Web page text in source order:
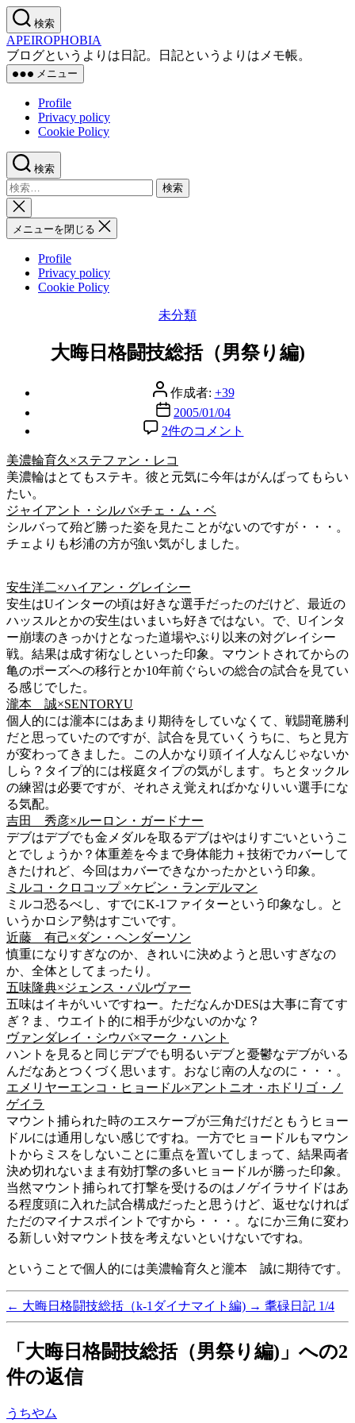
コ
ン
テ
ン
ツ
プ
検索
APEIROPHOBIA
ブログというよりは日記。日記というよりはメモ帳。
メニュー
Profile
Privacy policy
Cookie Policy
検索
検
索
対
象:
検
索
を
メニューを閉じる
Profile
Privacy policy
Cookie Policy
カ
ゴ
リ
未分類
大晦日格闘技総括（男祭り編)
投
稿
者
作成者: +39
投
稿
2005/01/04
大
日
格
技
総
括
り
編)
へ
の
2件のコメント
美濃輪育久×ステファン・レコ
美濃輪はとてもステキ。彼と元気に今年はがんばってもらい
たい。
ジャイアント・シルバ×チェ・ム・ベ
シルバって殆ど勝った姿を見たことがないのですが・・・。
チェよりも杉浦の方が強い気がしました。
安生洋二×ハイアン・グレイシー
安生はUインターの頃は好きな選手だったのだけど、最近の
ハッスルとかの安生はいまいち好きではない。で、Uインタ
ー崩壊のきっかけとなった道場やぶり以来の対グレイシー
戦。結果は成す術なしといった印象。マウントされてからの
亀のポーズへの移行とか10年前ぐらいの総合の試合を見てい
る感じでした。
瀧本 誠×SENTORYU
個人的には瀧本にはあまり期待をしていなくて、戦闘竜勝利
だと思っていたのですが、試合を見ていくうちに、ちと見方
が変わってきました。この人かなり頭イイ人なんじゃないか
しら？タイプ的には桜庭タイプの気がします。ちとタックル
の練習は必要ですが、それさえ覚えればかなりいい選手にな
る気配。
吉田 秀彦×ルーロン・ガードナー
デブはデブでも金メダルを取るデブはやはりすごいというこ
とでしょうか？体重差を今まで身体能力＋技術でカバーして
きたけれど、今回はカバーできなかったかという印象。
ミルコ・クロコップ ×ケビン・ランデルマン
ミルコ恐るべし、すでにK-1ファイターという印象なし。と
いうかロシア勢はすごいです。
近藤 有己×ダン・ヘンダーソン
慎重になりすぎなのか、きれいに決めようと思いすぎなの
か、全体としてまったり。
五味隆典×ジェンス・パルヴァー
五味はイキがいいですねー。ただなんかDESは大事に育てす
ぎ？ま、ウエイト的に相手が少ないのかな？
ヴァンダレイ・シウバ×マーク・ハント
ハントを見ると同じデブでも明るいデブと憂鬱なデブがいる
んだなあとつくづく思います。おなじ南の人なのに・・・。
エメリヤーエンコ・ヒョードル×アントニオ・ホドリゴ・ノ
ゲイラ
マウント捕られた時のエスケープが三角だけだともうヒョー
ドルには通用しない感じですね。一方でヒョードルもマウン
トからミスをしないことに重点を置いてしまって、結果両者
決め切れないまま有効打撃の多いヒョードルが勝った印象。
当然マウント捕られて打撃を受けるのはノゲイラサイドはあ
る程度頭に入れた試合構成だったと思うけど、返せなければ
ただのマイナスポイントですから・・・。なにか三角に変わ
る新しい対マウント技を考えないといけないですね。
ということで個人的には美濃輪育久と瀧本 誠に期待です。
← 大晦日格闘技総括（k-1ダイナマイト編) → 耄碌日記 1/4
「大晦日格闘技総括（男祭り編)」への2
件の返信
うちやム